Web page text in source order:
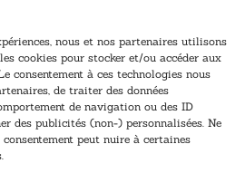
nous et nos partenaires utilisons
cookies pour stocker et/ou accéder aux
consentement à ces technologies nous
de traiter des données
de navigation ou des ID
des publicités (non-) personnalisées. Ne
peut nuire à certaines
à la newsletter
newsletter et recevez nos